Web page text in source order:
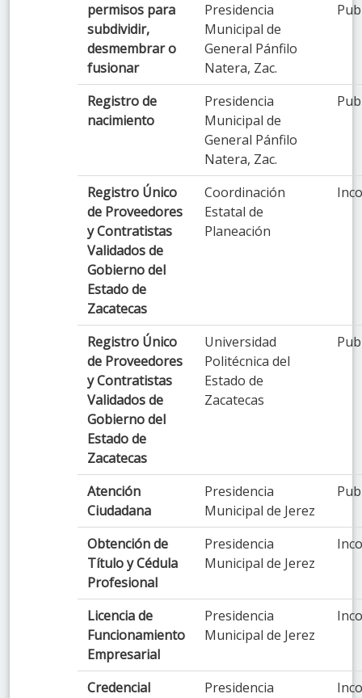
permisos para
subdividir,
desmembrar o
fusionar
Presidencia
Municipal de
General Pánfilo
Natera, Zac.
Registro de
nacimiento
Presidencia
Municipal de
General Pánfilo
Natera, Zac.
Registro Único
de Proveedores
y Contratistas
Validados de
Gobierno del
Estado de
Zacatecas
Coordinación
Estatal de
Planeación
Registro Único
de Proveedores
y Contratistas
Validados de
Gobierno del
Estado de
Zacatecas
Universidad
Politécnica del
Estado de
Zacatecas
Atención
Ciudadana
Presidencia
Municipal de Jerez
Obtención de
Título y Cédula
Profesional
Presidencia
Municipal de Jerez
Licencia de
Funcionamiento
Empresarial
Presidencia
Municipal de Jerez
Credencial Presidencia